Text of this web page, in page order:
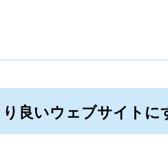
り良いウェブサイトに